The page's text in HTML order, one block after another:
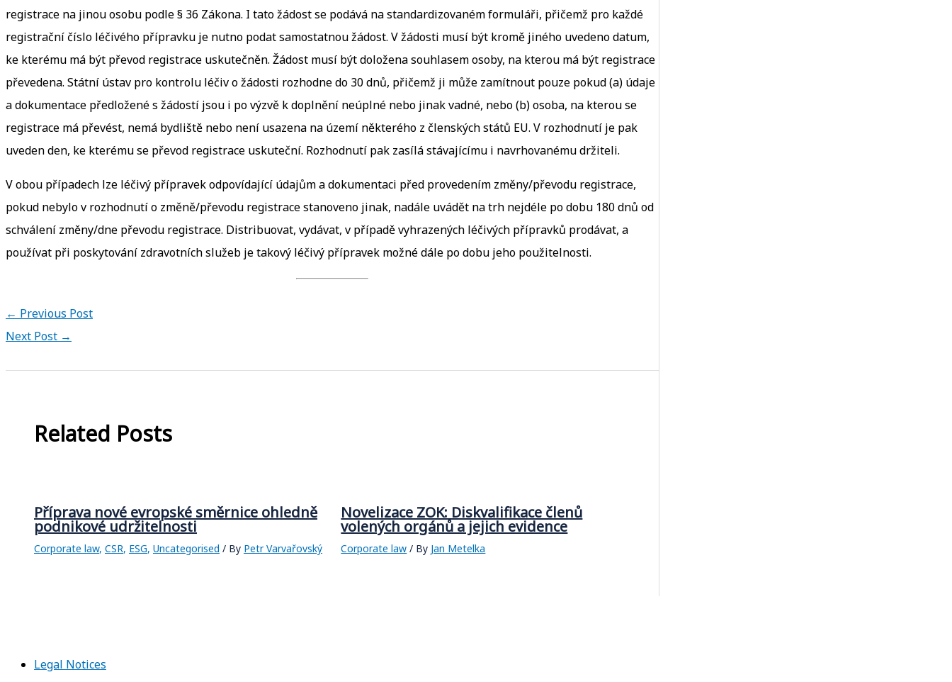
registrace na jinou osobu podle § 36 Zákona. I tato žádost se podává na standardizovaném formuláři, přičemž pro každé
registrační číslo léčivého přípravku je nutno podat samostatnou žádost. V žádosti musí být kromě jiného uvedeno datum,
ke kterému má být převod registrace uskutečněn. Žádost musí být doložena souhlasem osoby, na kterou má být registrace
převedena. Státní ústav pro kontrolu léčiv o žádosti rozhodne do 30 dnů, přičemž ji může zamítnout pouze pokud (a) údaje
a dokumentace předložené s žádostí jsou i po výzvě k doplnění neúplné nebo jinak vadné, nebo (b) osoba, na kterou se
registrace má převést, nemá bydliště nebo není usazena na území některého z členských států EU. V rozhodnutí je pak
uveden den, ke kterému se převod registrace uskuteční. Rozhodnutí pak zasílá stávajícímu i navrhovanému držiteli.
V obou případech lze léčivý přípravek odpovídající údajům a dokumentaci před provedením změny/převodu registrace,
pokud nebylo v rozhodnutí o změně/převodu registrace stanoveno jinak, nadále uvádět na trh nejdéle po dobu 180 dnů od
schválení změny/dne převodu registrace. Distribuovat, vydávat, v případě vyhrazených léčivých přípravků prodávat, a
používat při poskytování zdravotních služeb je takový léčivý přípravek možné dále po dobu jeho použitelnosti.
← Previous Post
Next Post →
Related Posts
Příprava nové evropské směrnice ohledně
podnikové udržitelnosti
Corporate law, CSR, ESG, Uncategorised / By Petr Varvařovský
Novelizace ZOK: Diskvalifikace členů
volených orgánů a jejich evidence
Corporate law / By Jan Metelka
Legal Notices